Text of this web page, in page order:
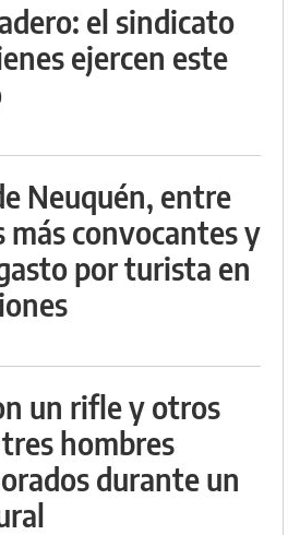
el sindicato
ejercen este
Neuquén, entre
más convocantes y
por turista en
un rifle y otros
hombres
durante un